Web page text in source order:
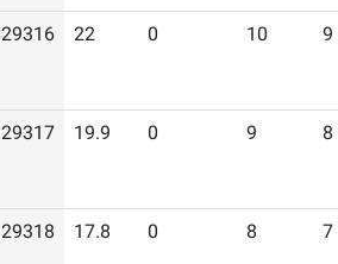
29316 22 0 10 9
29317 19.9 0 9 8
29318 17.8 0 8 7